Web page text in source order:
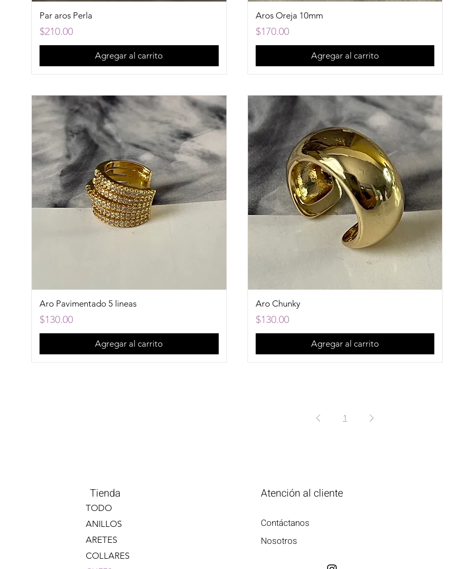
Par aros Perla
Precio
$210.00
Agregar al carrito
Aros Oreja 10mm
Precio
$170.00
Agregar al carrito
Aro Pavimentado 5 lineas
Precio
$130.00
Agregar al carrito
Aro Chunky
Precio
$130.00
Agregar al carrito
1
Tienda
TODO
ANILLOS
ARETES
COLLARES
Atención al cliente
Contáctanos
Nosotros